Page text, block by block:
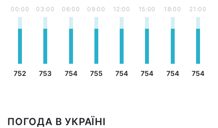
00:00
752
03:00
753
06:00
754
09:00
755
12:00
754
15:00
754
18:00
754
21:00
754
ПОГОДА В УКРАЇНІ